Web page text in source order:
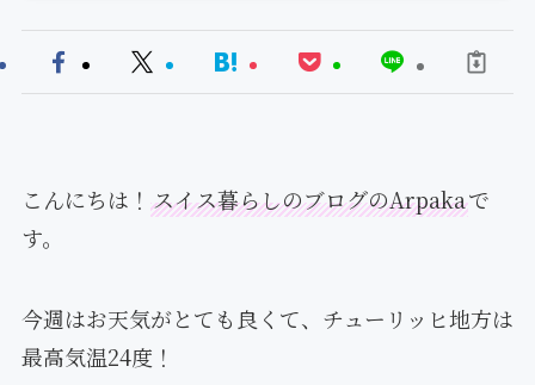
こんにちは！ スイス暮らしのブログのArpakaで
す。
今週はお天気がとても良くて、チューリッヒ地方は
最高気温24度！